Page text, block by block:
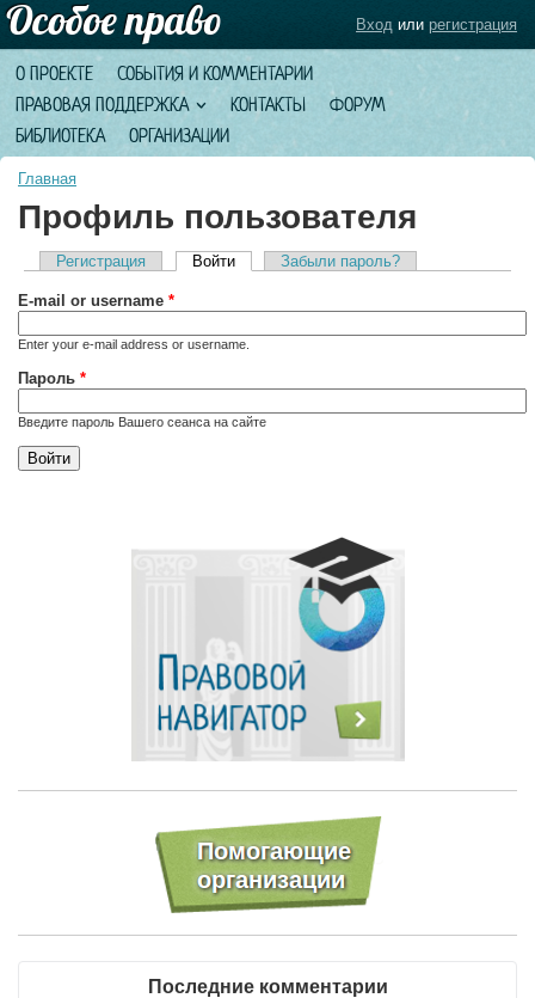
О ПРОЕКТЕ
СОБЫТИЯ И КОММЕНТАРИИ
ПРАВОВАЯ ПОДДЕРЖКА
КОНТАКТЫ
ФОРУМ
БИБЛИОТЕКА
ОРГАНИЗАЦИИ
Вход или регистрация
Главная
Профиль пользователя
Главные вкладки
Регистрация Войти(активная вкладка)
Забыли пароль?
E-mail or username *
Enter your e-mail address or username.
Пароль *
Введите пароль Вашего сеанса на сайте
Последние комментарии